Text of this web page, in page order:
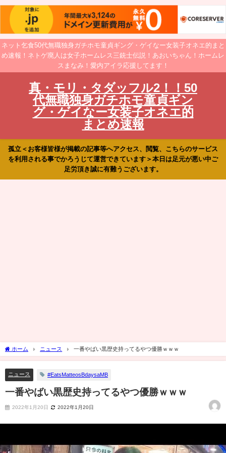
ネット乞食50代無職独身ガチホモ童貞ギング・ゲイなー女装子オネエ的まと
め速報！ネトゲ廃人は女子ホームレス三銃士伝説！あおいちゃん！ホームレ
スまなみ！愛内アイラ応援してます！
真・モリ・タダッフル2！！50
代無職独身ガチホモ童貞ギン
グ・ゲイなー女装子オネエ的
まとめ速報
孤立＜お客様皆様が掲載の記事等へアクセス、閲覧、こちらのサービス
を利用される事でかろうじて運営できています＞本日は足元が悪い中ご
足労頂き誠に有難うございます。
ホーム ニュース 一番やばい黒歴史持ってるやつ優勝ｗｗｗ
ニュース #EatsMatteosBdaysaMB
一番やばい黒歴史持ってるやつ優勝ｗｗｗ
2022年1月20日 2022年1月20日